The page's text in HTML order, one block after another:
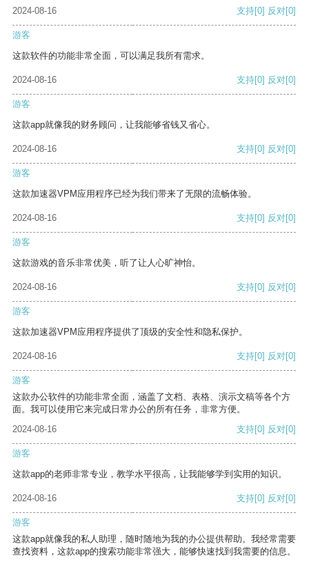
2024-08-16 支持[0] 反对[0]
游客
这款软件的功能非常全面，可以满足我所有需求。
2024-08-16 支持[0] 反对[0]
游客
这款app就像我的财务顾问，让我能够省钱又省心。
2024-08-16 支持[0] 反对[0]
游客
这款加速器VPM应用程序已经为我们带来了无限的流畅体验。
2024-08-16 支持[0] 反对[0]
游客
这款游戏的音乐非常优美，听了让人心旷神怡。
2024-08-16 支持[0] 反对[0]
游客
这款加速器VPM应用程序提供了顶级的安全性和隐私保护。
2024-08-16 支持[0] 反对[0]
游客
这款办公软件的功能非常全面，涵盖了文档、表格、演示文稿等各个方
面。我可以使用它来完成日常办公的所有任务，非常方便。
2024-08-16
支持[0] 反对[0]
游客
这款app的老师非常专业，教学水平很高，让我能够学到实用的知识。
2024-08-16 支持[0] 反对[0]
游客
这款app就像我的私人助理，随时随地为我的办公提供帮助。我经常需要
查找资料，这款app的搜索功能非常强大，能够快速找到我需要的信息。